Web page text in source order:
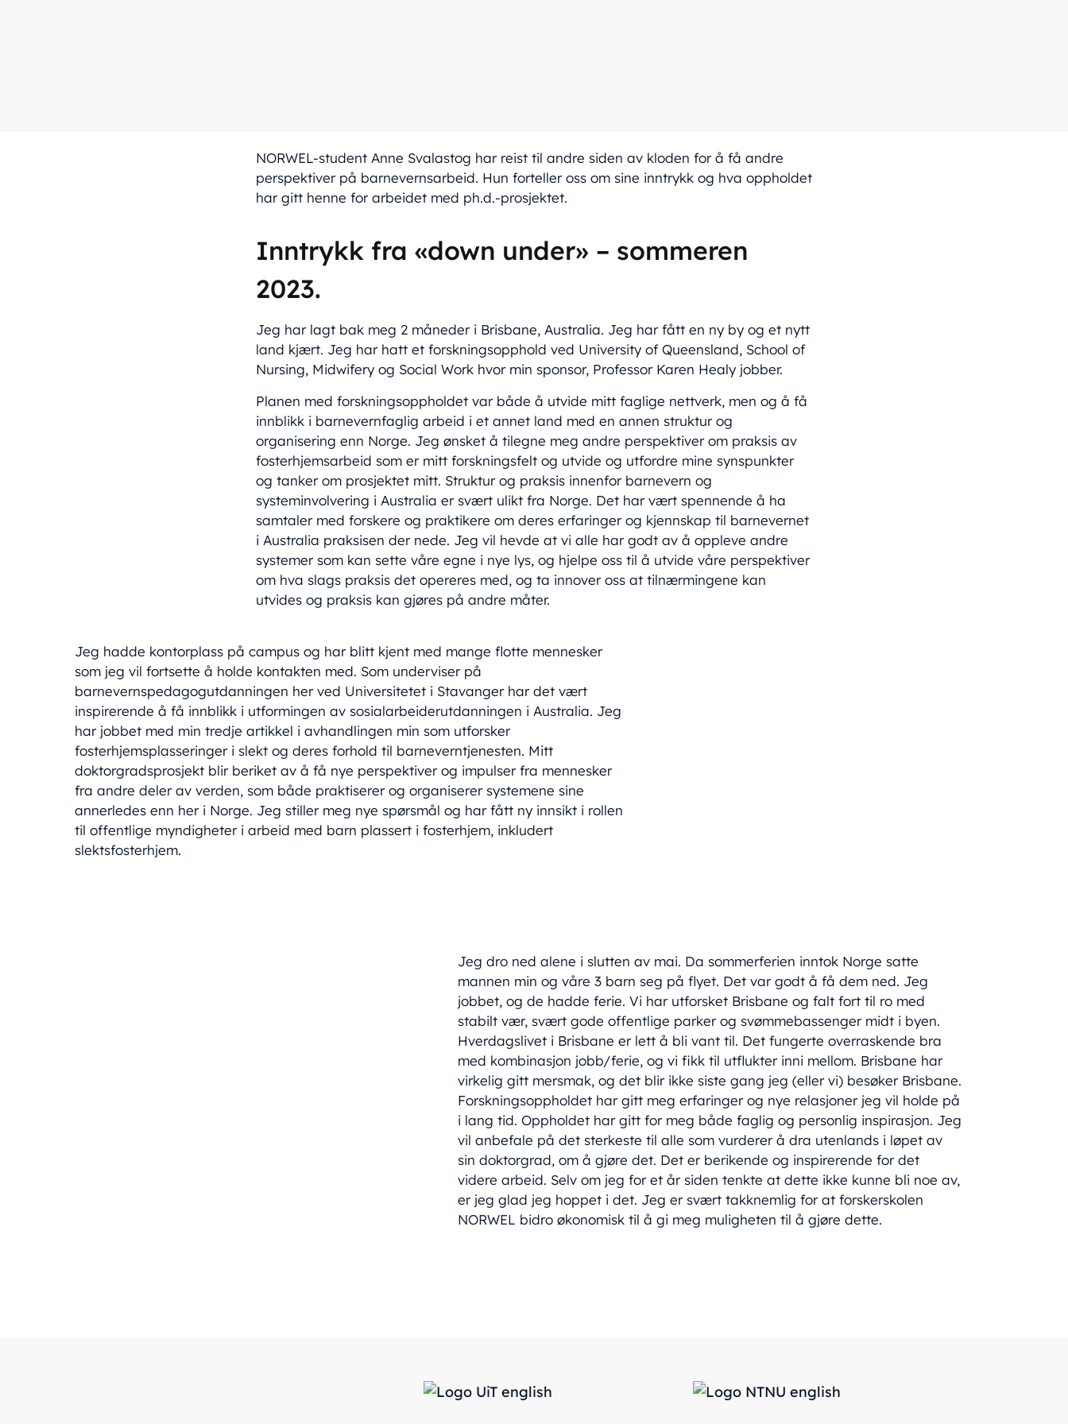
NORWEL-student Anne Svalastog har reist til andre siden av kloden for å få andre
perspektiver på barnevernsarbeid. Hun forteller oss om sine inntrykk og hva oppholdet
har gitt henne for arbeidet med ph.d.-prosjektet.
Inntrykk fra «down under» – sommeren
2023.
Jeg har lagt bak meg 2 måneder i Brisbane, Australia. Jeg har fått en ny by og et nytt
land kjært. Jeg har hatt et forskningsopphold ved University of Queensland, School of
Nursing, Midwifery og Social Work hvor min sponsor, Professor Karen Healy jobber.
Planen med forskningsoppholdet var både å utvide mitt faglige nettverk, men og å få
innblikk i barnevernfaglig arbeid i et annet land med en annen struktur og
organisering enn Norge. Jeg ønsket å tilegne meg andre perspektiver om praksis av
fosterhjemsarbeid som er mitt forskningsfelt og utvide og utfordre mine synspunkter
og tanker om prosjektet mitt. Struktur og praksis innenfor barnevern og
systeminvolvering i Australia er svært ulikt fra Norge. Det har vært spennende å ha
samtaler med forskere og praktikere om deres erfaringer og kjennskap til barnevernet
i Australia praksisen der nede. Jeg vil hevde at vi alle har godt av å oppleve andre
systemer som kan sette våre egne i nye lys, og hjelpe oss til å utvide våre perspektiver
om hva slags praksis det opereres med, og ta innover oss at tilnærmingene kan
utvides og praksis kan gjøres på andre måter.
Jeg hadde kontorplass på campus og har blitt kjent med mange flotte mennesker
som jeg vil fortsette å holde kontakten med. Som underviser på
barnevernspedagogutdanningen her ved Universitetet i Stavanger har det vært
inspirerende å få innblikk i utformingen av sosialarbeiderutdanningen i Australia. Jeg
har jobbet med min tredje artikkel i avhandlingen min som utforsker
fosterhjemsplasseringer i slekt og deres forhold til barneverntjenesten. Mitt
doktorgradsprosjekt blir beriket av å få nye perspektiver og impulser fra mennesker
fra andre deler av verden, som både praktiserer og organiserer systemene sine
annerledes enn her i Norge. Jeg stiller meg nye spørsmål og har fått ny innsikt i rollen
til offentlige myndigheter i arbeid med barn plassert i fosterhjem, inkludert
slektsfosterhjem.
Jeg dro ned alene i slutten av mai. Da sommerferien inntok Norge satte
mannen min og våre 3 barn seg på flyet. Det var godt å få dem ned. Jeg
jobbet, og de hadde ferie. Vi har utforsket Brisbane og falt fort til ro med
stabilt vær, svært gode offentlige parker og svømmebassenger midt i byen.
Hverdagslivet i Brisbane er lett å bli vant til. Det fungerte overraskende bra
med kombinasjon jobb/ferie, og vi fikk til utflukter inni mellom. Brisbane har
virkelig gitt mersmak, og det blir ikke siste gang jeg (eller vi) besøker Brisbane.
Forskningsoppholdet har gitt meg erfaringer og nye relasjoner jeg vil holde på
i lang tid. Oppholdet har gitt for meg både faglig og personlig inspirasjon. Jeg
vil anbefale på det sterkeste til alle som vurderer å dra utenlands i løpet av
sin doktorgrad, om å gjøre det. Det er berikende og inspirerende for det
videre arbeid. Selv om jeg for et år siden tenkte at dette ikke kunne bli noe av,
er jeg glad jeg hoppet i det. Jeg er svært takknemlig for at forskerskolen
NORWEL bidro økonomisk til å gi meg muligheten til å gjøre dette.